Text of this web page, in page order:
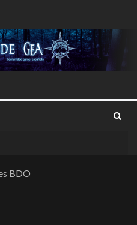
BDO